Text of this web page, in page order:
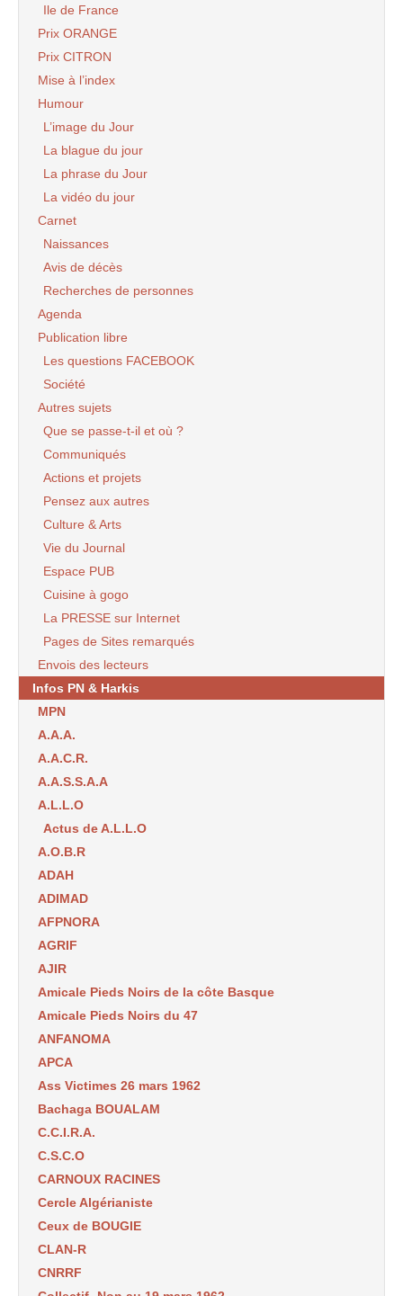
Ile de France
Prix ORANGE
Prix CITRON
Mise à l’index
Humour
L’image du Jour
La blague du jour
La phrase du Jour
La vidéo du jour
Carnet
Naissances
Avis de décès
Recherches de personnes
Agenda
Publication libre
Les questions FACEBOOK
Société
Autres sujets
Que se passe-t-il et où ?
Communiqués
Actions et projets
Pensez aux autres
Culture & Arts
Vie du Journal
Espace PUB
Cuisine à gogo
La PRESSE sur Internet
Pages de Sites remarqués
Envois des lecteurs
Infos PN & Harkis
MPN
A.A.A.
A.A.C.R.
A.A.S.S.A.A
A.L.L.O
Actus de A.L.L.O
A.O.B.R
ADAH
ADIMAD
AFPNORA
AGRIF
AJIR
Amicale Pieds Noirs de la côte Basque
Amicale Pieds Noirs du 47
ANFANOMA
APCA
Ass Victimes 26 mars 1962
Bachaga BOUALAM
C.C.I.R.A.
C.S.C.O
CARNOUX RACINES
Cercle Algérianiste
Ceux de BOUGIE
CLAN-R
CNRRF